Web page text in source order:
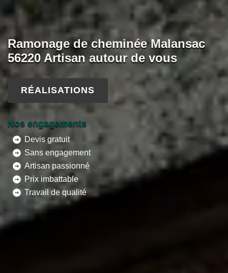
Ramonage de cheminée Malansac
56220 Artisan autour de vous
RÉALISATIONS
Nos engagements
Devis gratuit
Sans engagement
Artisan passionné
Prix imbattable
Travail de qualité